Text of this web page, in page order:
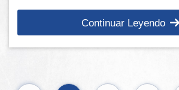
Continuar Leyendo